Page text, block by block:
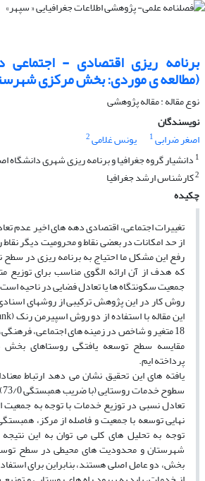
برنامه‏ ریزى اقتصادى - اجتماعى
(مطالعه ‏ى موردى: بخش مرکزى
نوع مقاله : مقاله پژوهشی
نویسندگان
اصغر ضرابی1 یونس غلامی2
1 دانشیار گروه جغرافیا و برنامه‏ ریزى شهرى دانشگاه
2کارشناس ارشد جغرافیا
چکیده
تغییرات اجتماعى، اقتصادى دهه‏ هاى اخیر عدم
از حد امکانات در بعضى نقاط و محرومیت دیگر
رفع این مشکل ما احتیاج به برنامه‏ ریزى در سطح
که هدف از آن ارائه الگوى مناسب براى توزیع
جمعیت سکونتگاه ها یا تعادل فضایى در ناحیه
روش کار در این پژوهش ترکیبى از روشهاى
18 متغیر و شاخص در زمینه‏ هاى اجتماعى،
مقایسه سطح توسعه یافتگى روستاهاى بخش
پرداخته‏ ایم.
یافته‏ هاى این تحقیق نشان مى ‏دهد ارتباط
تعادل نسبى در توزیع خدمات با توجه به
نهایى توسعه با جمعیت و فاصله از مرکز،
توجه به تحلیل هاى کلى مى‏ توان به این
شهرستان و محدودیت‏ هاى محیطى در سطح
بخش، دو عامل اصلى هستند، بنابراین براى